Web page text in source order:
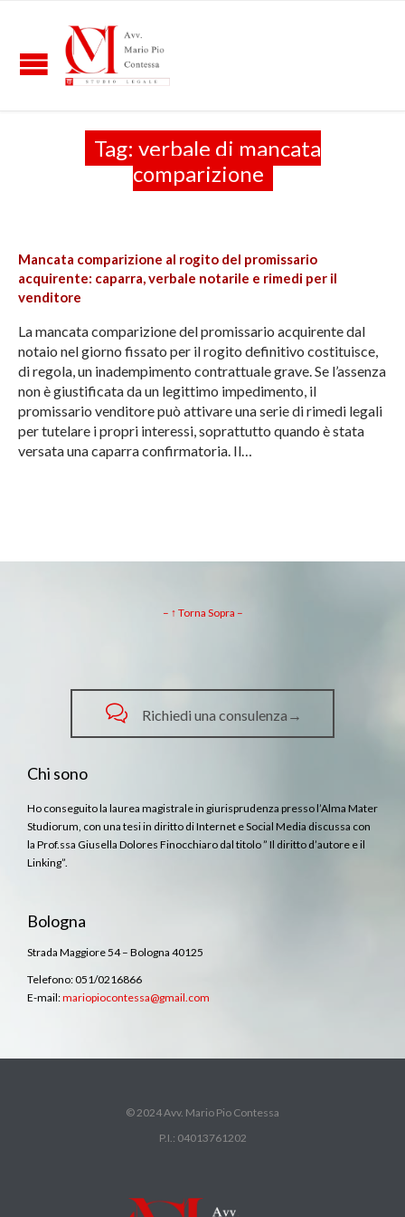
Tag: verbale di mancata
comparizione
Mancata comparizione al rogito del promissario
acquirente: caparra, verbale notarile e rimedi per il
venditore
La mancata comparizione del promissario acquirente dal
notaio nel giorno fissato per il rogito definitivo costituisce,
di regola, un inadempimento contrattuale grave. Se l’assenza
non è giustificata da un legittimo impedimento, il
promissario venditore può attivare una serie di rimedi legali
per tutelare i propri interessi, soprattutto quando è stata
versata una caparra confirmatoria. Il…
– ↑ Torna Sopra –
 Richiedi una consulenza→
Chi sono
Ho conseguito la laurea magistrale in giurisprudenza presso l’Alma Mater
Studiorum, con una tesi in diritto di Internet e Social Media discussa con
la Prof.ssa Giusella Dolores Finocchiaro dal titolo ” Il diritto d’autore e il
Linking”.
Bologna
Strada Maggiore 54 – Bologna 40125
Telefono: 051/0216866
E-mail:mariopiocontessa@gmail.com
© 2024 Avv. Mario Pio Contessa
P.I.: 04013761202